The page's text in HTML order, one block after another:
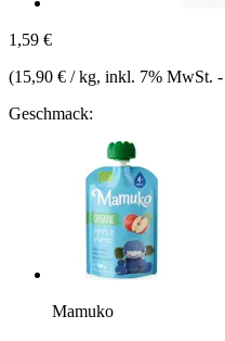
1,59 €
(15,90 € / kg, inkl. 7% MwSt. -
Geschmack:
Mamuko